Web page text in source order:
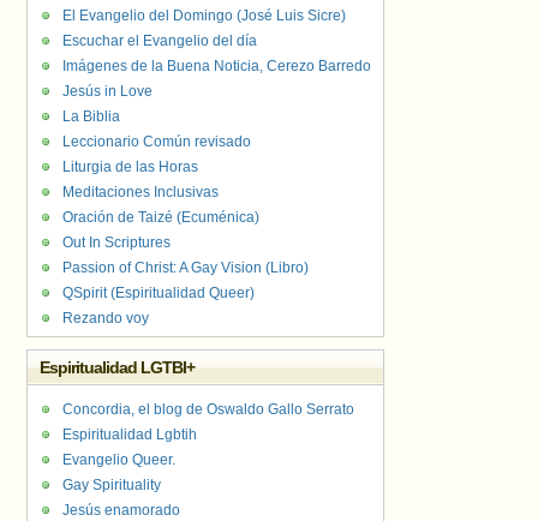
El Evangelio del Domingo (José Luis Sicre)
Escuchar el Evangelio del día
Imágenes de la Buena Noticia, Cerezo Barredo
Jesús in Love
La Biblia
Leccionario Común revisado
Liturgia de las Horas
Meditaciones Inclusivas
Oración de Taizé (Ecuménica)
Out In Scriptures
Passion of Christ: A Gay Vision (Libro)
QSpirit (Espiritualidad Queer)
Rezando voy
Espiritualidad LGTBI+
Concordia, el blog de Oswaldo Gallo Serrato
Espiritualidad Lgbtih
Evangelio Queer.
Gay Spirituality
Jesús enamorado